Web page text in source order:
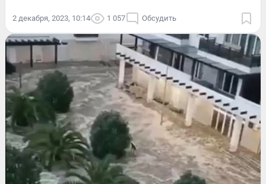
2 декабря, 2023, 10:14 1 057 Обсудить